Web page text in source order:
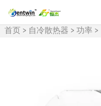
首页 > 自冷散热器 > 功率 >